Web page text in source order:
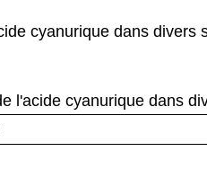
cyanurique dans divers
l'acide cyanurique dans